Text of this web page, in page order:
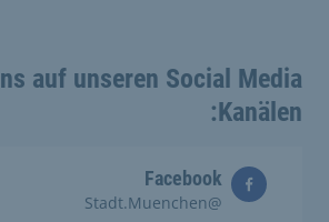
auf unseren Social Media
Kanälen:
Facebook
@Stadt.Muenchen